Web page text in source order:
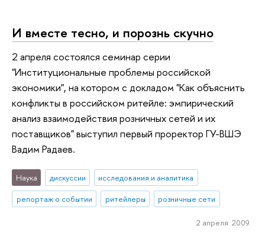
И вместе тесно, и порознь скучно
2 апреля состоялся семинар серии
"Институциональные проблемы российской
экономики", на котором с докладом "Как объяснить
конфликты в российском ритейле: эмпирический
анализ взаимодействия розничных сетей и их
поставщиков" выступил первый проректор ГУ-ВШЭ
Вадим Радаев.
Наука дискуссии
исследования и аналитика
репортаж о событии
ритейлеры розничные сети
2 апреля 2009